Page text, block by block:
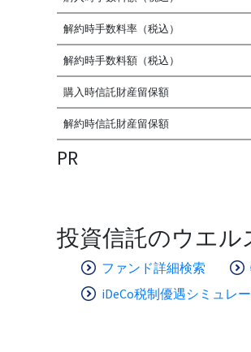
解約時手数料率（税込）
解約時手数料額（税込）
購入時信託財産留保額
解約時信託財産留保額
PR
投資信託のウエ
ファンド詳細検索
iDeCo税制優遇シミュレ